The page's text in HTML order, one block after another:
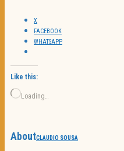
X
FACEBOOK
WHATSAPP
Like this:
Loading…
AboutCLAUDIO SOUSA